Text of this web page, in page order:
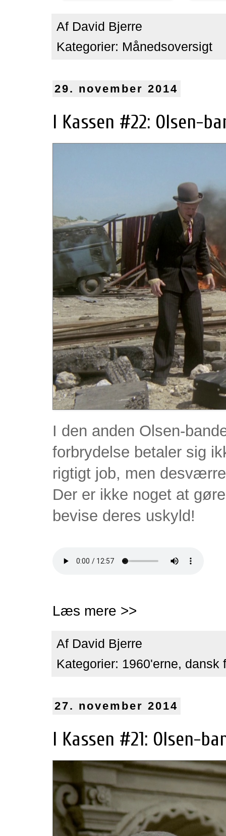
Af David Bjerre
Kategorier: Månedsoversigt
29. november 2014
I Kassen #22: Olsen-
I den anden Olsen-
forbrydelse betaler sig
rigtigt job, men
Der er ikke noget at
bevise deres uskyld!
Læs mere >>
Af David Bjerre
Kategorier: 1960'erne, dansk
27. november 2014
I Kassen #21: Olsen-